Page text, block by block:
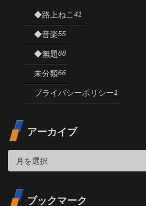
◆路上ねこ 41
◆音楽55
◆無題88
未分類66
プライバシーポリシー1
アーカイブ
ブックマーク